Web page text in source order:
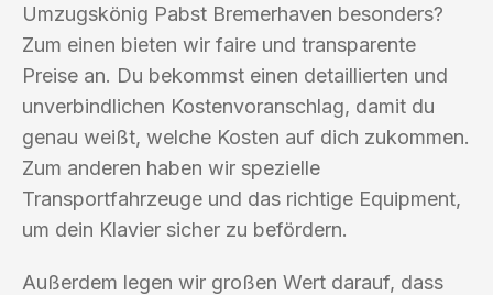
Umzugskönig Pabst Bremerhaven besonders?
Zum einen bieten wir faire und transparente
Preise an. Du bekommst einen detaillierten und
unverbindlichen Kostenvoranschlag, damit du
genau weißt, welche Kosten auf dich zukommen.
Zum anderen haben wir spezielle
Transportfahrzeuge und das richtige Equipment,
um dein Klavier sicher zu befördern.
Außerdem legen wir großen Wert darauf, dass